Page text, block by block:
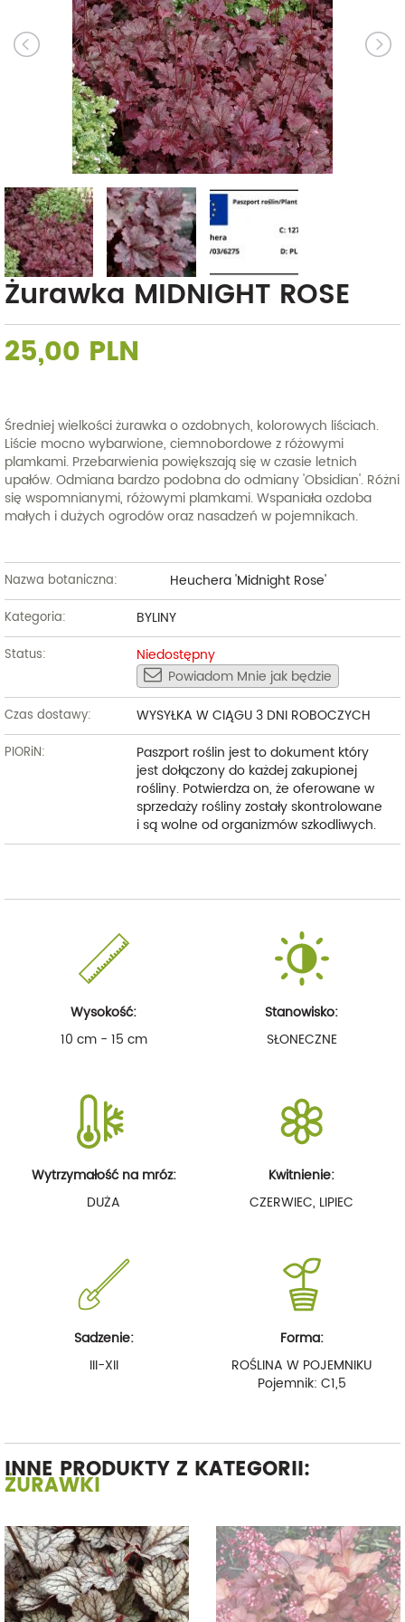
Żurawka MIDNIGHT ROSE
25,00 PLN
Średniej wielkości żurawka o ozdobnych, kolorowych liściach.
Liście mocno wybarwione, ciemnobordowe z różowymi
plamkami. Przebarwienia powiększają się w czasie letnich
upałów. Odmiana bardzo podobna do odmiany 'Obsidian'. Różni
się wspomnianymi, różowymi plamkami. Wspaniała ozdoba
małych i dużych ogrodów oraz nasadzeń w pojemnikach.
Nazwa botaniczna: Heuchera 'Midnight Rose'
Kategoria: BYLINY
Status:
Niedostępny
Powiadom Mnie jak będzie
Czas dostawy: WYSYŁKA W CIĄGU 3 DNI ROBOCZYCH
PIORiN:
Paszport roślin jest to dokument który
jest dołączony do każdej zakupionej
rośliny. Potwierdza on, że oferowane w
sprzedaży rośliny zostały skontrolowane
i są wolne od organizmów szkodliwych.
Wysokość:
10 cm - 15 cm
Stanowisko:
SŁONECZNE
Wytrzymałość na mróz:
DUŻA
Kwitnienie:
CZERWIEC, LIPIEC
Sadzenie:
III-XII
Forma:
ROŚLINA W POJEMNIKU
Pojemnik: C1,5
INNE PRODUKTY Z KATEGORII:
ŻURAWKI